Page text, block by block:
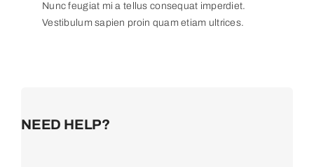
Nunc feugiat mi a tellus consequat imperdiet.
Vestibulum sapien proin quam etiam ultrices.
NEED HELP?